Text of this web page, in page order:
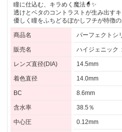
瞳に仕込む、キラめく魔法🧙✨
透けとベタのコントラストが生み出すキ
優しく瞳をふちどるぼかしフチが特徴
商品名 パーフェクトシ
販売名 ハイジェニック
レンズ直径(DIA) 14.5mm
着色直径 14.0mm
BC 8.6mm
含水率 38.5％
中心圧 0.12mm